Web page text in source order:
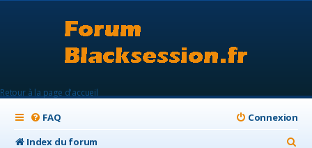
Retour à la page d'accueil
FAQ
Connexion
Index du forum